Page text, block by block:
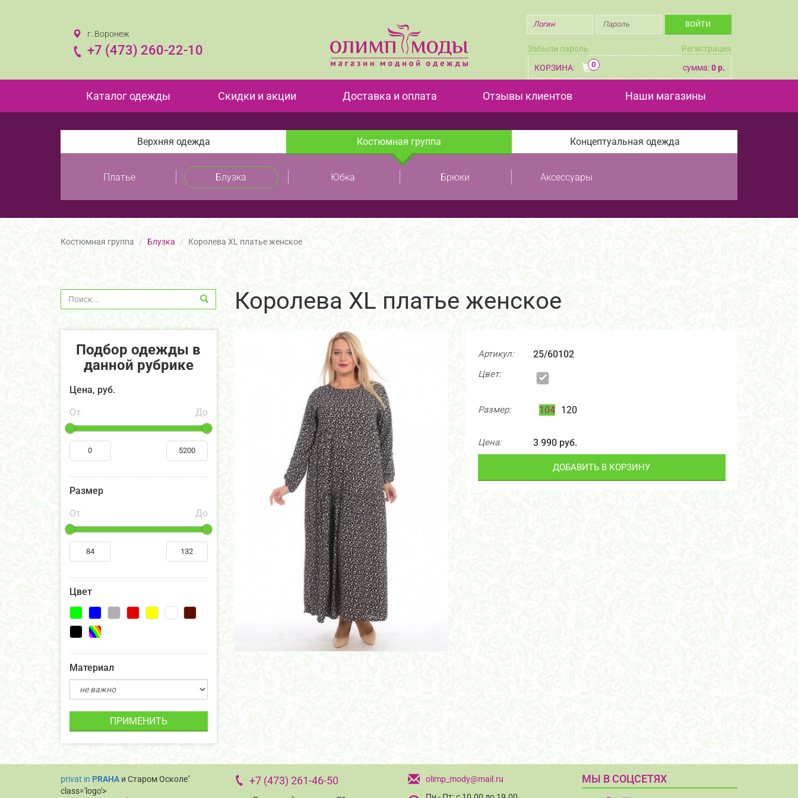
Забыли пароль Регистрация
0
КОРЗИНА: сумма:0 р.
г. Воронеж
+7 (473) 260-22-10
Каталог одежды Скидки и акции Доставка и оплата Отзывы клиентов Наши магазины
Верхняя одежда Костюмная группа Концептуальная одежда
Платье Блузка Юбка Брюки Аксессуары
Костюмная группа Блузка Королева XL платье женское
Подбор одежды в
данной рубрике
Цена, руб.
От
До
Размер
От
До
Цвет
Материал
ПРИМЕНИТЬ
Королева XL платье женское
Артикул: 25/60102
Цвет:
Размер: 104 120
Цена: 3 990 руб.
ДОБАВИТЬ В КОРЗИНУ
privat in PRAHAи Старом Осколе"
class='logo'>
+7 (473) 261-46-50
olimp_mody@mail.ru
МЫ В СОЦСЕТЯХ